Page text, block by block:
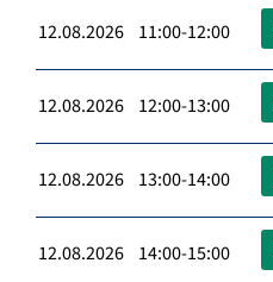
12.08.2026 11:00-12:00
12.08.2026 12:00-13:00
12.08.2026 13:00-14:00
12.08.2026 14:00-15:00